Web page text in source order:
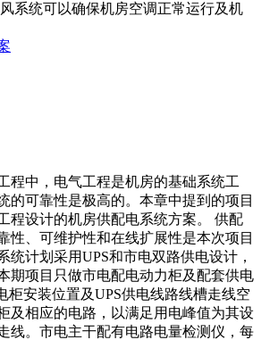
系统可以确保机房空调正常运行及机
程中，电气工程是机房的基础系统工
的可靠性是极高的。本章中提到的项目
程设计的机房供配电系统方案。 供配
性、可维护性和在线扩展性是本次项目
统计划采用UPS和市电双路供电设计，
期项目只做市电配电动力柜及配套供电
柜安装位置及UPS供电线路线槽走线空
及相应的电路，以满足用电峰值为其设
线。市电主干配有电路电量检测仪，每